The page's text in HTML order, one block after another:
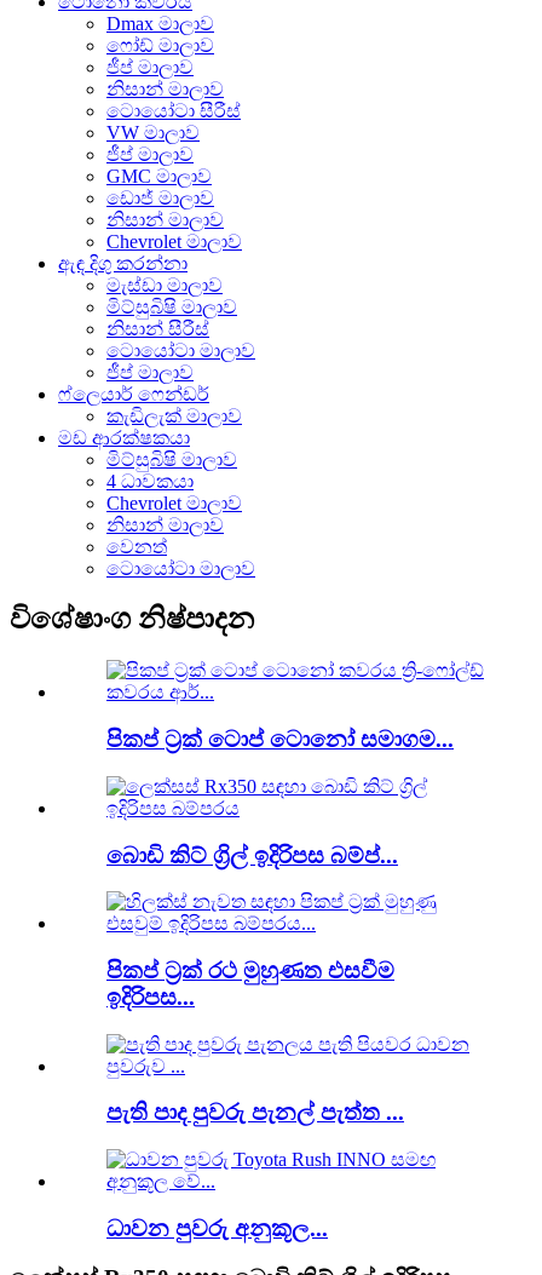
Dmax මාලාව
ෆෝඩ් මාලාව
ජීප් මාලාව
නිසාන් මාලාව
ටොයෝටා සීරීස්
VW මාලාව
ජීප් මාලාව
GMC මාලාව
ඩොජ් මාලාව
නිසාන් මාලාව
Chevrolet මාලාව
ඇඳ දිගු කරන්නා
මැස්ඩා මාලාව
මිට්සුබිෂි මාලාව
නිසාන් සීරීස්
ටොයෝටා මාලාව
ජීප් මාලාව
ෆ්ලෙයාර් ෆෙන්ඩර්
කැඩිලැක් මාලාව
මඩ ආරක්ෂකයා
මිට්සුබිෂි මාලාව
4 ධාවකයා
Chevrolet මාලාව
නිසාන් මාලාව
වෙනත්
ටොයෝටා මාලාව
විශේෂාංග නිෂ්පාදන
පිකප් ට්‍රක් ටොප් ටොනෝ සමාගම...
බොඩි කිට් ග්‍රිල් ඉදිරිපස බම්ප්...
පිකප් ට්‍රක් රථ මුහුණත එසවීම
ඉදිරිපස...
පැති පාද පුවරු පැනල් පැත්ත ...
ධාවන පුවරු අනුකූල...